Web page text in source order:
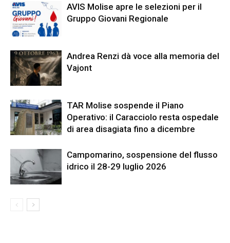
AVIS Molise apre le selezioni per il
Gruppo Giovani Regionale
Andrea Renzi dà voce alla memoria del
Vajont
TAR Molise sospende il Piano
Operativo: il Caracciolo resta ospedale
di area disagiata fino a dicembre
Campomarino, sospensione del flusso
idrico il 28-29 luglio 2026